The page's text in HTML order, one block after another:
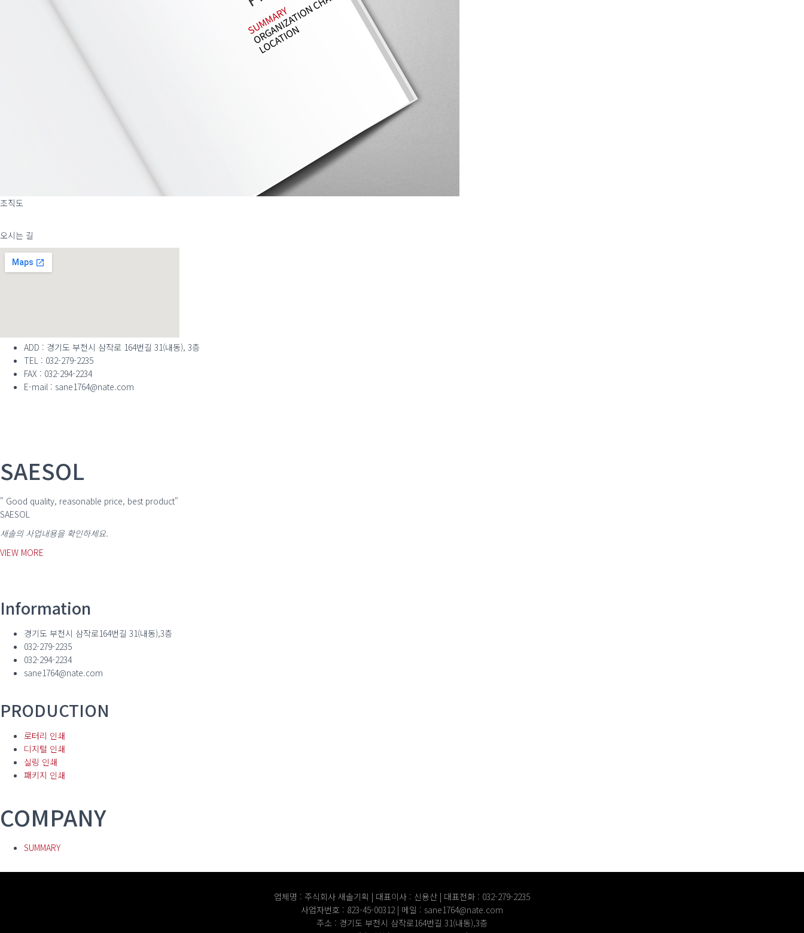
조직도
오시는 길
ADD : 경기도 부천시 삼작로 164번길 31(내동), 3층
TEL : 032-279-2235
FAX : 032-294-2234
E-mail : sane1764@nate.com
SAESOL
" Good quality, reasonable price, best product"
SAESOL
새솔의 사업내용을 확인하세요.
VIEW MORE
Information
경기도 부천시 삼작로164번길 31(내동),3층
032-279-2235
032-294-2234
sane1764@nate.com
PRODUCTION
로터리 인쇄
디지털 인쇄
실링 인쇄
패키지 인쇄
COMPANY
SUMMARY
업체명 : 주식회사 새솔기획 | 대표이사 : 신용산 | 대표전화 : 032-279-2235
사업자번호 : 823-45-00312 | 메일 : sane1764@nate.com
주소 : 경기도 부천시 삼작로164번길 31(내동),3층